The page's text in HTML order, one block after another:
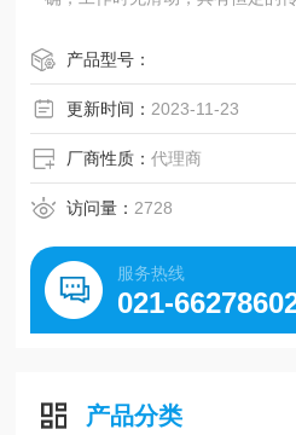
产品型号：
更新时间： 2023-11-23
厂商性质：代理商
访问量： 2728
服务热线
021-
产品分类